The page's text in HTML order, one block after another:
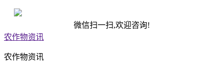
微信扫一扫,欢迎咨询!
农作物资讯
农作物资讯